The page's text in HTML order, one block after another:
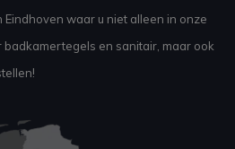
waar u niet alleen in onze
en sanitair, maar ook